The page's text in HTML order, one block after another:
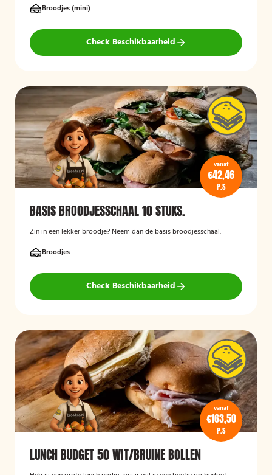
Broodjes (mini)
Check Beschikbaarheid
vanaf
€42,46
P.S
BASIS BROODJESSCHAAL 10 STUKS.
Zin in een lekker broodje? Neem dan de basis broodjesschaal.
Broodjes
Check Beschikbaarheid
vanaf
€163,50
P.S
LUNCH BUDGET 50 WIT/BRUINE BOLLEN